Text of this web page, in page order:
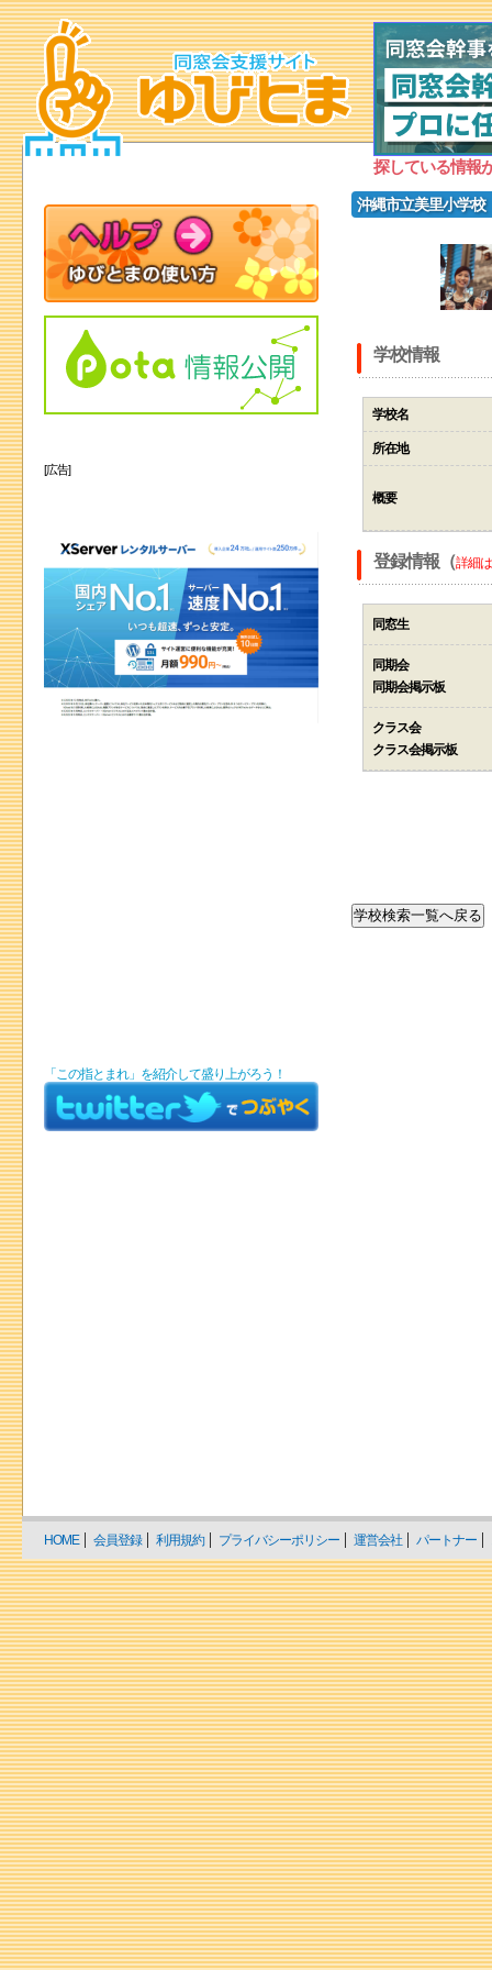
探している情報
沖縄市立美里小学校
学校情報
学校名
所在地
概要
登録情報（詳細
同窓生
同期会
同期会掲示板
クラス会
クラス会掲示板
[広告]
「この指とまれ」を紹介して盛り上がろう！
HOME 会員登録 利用規約 プライバシーポリシー 運営会社 パートナー